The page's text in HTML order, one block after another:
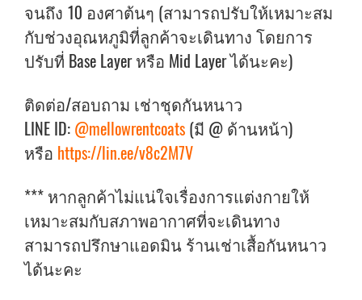
จนถึง 10 องศาต้นๆ (สามารถปรับให้เหมาะสม
กับช่วงอุณหภูมิที่ลูกค้าจะเดินทาง โดยการ
ปรับที่ Base Layer หรือ Mid Layer ได้นะคะ)
ติดต่อ/สอบถาม เช่าชุดกันหนาว
LINE ID: @mellowrentcoats (มี @ ด้านหน้า)
หรือ https://lin.ee/v8c2M7V
*** หากลูกค้าไม่แน่ใจเรื่องการแต่งกายให้
เหมาะสมกับสภาพอากาศที่จะเดินทาง
สามารถปรึกษาแอดมิน ร้านเช่าเสื้อกันหนาว
ได้นะคะ